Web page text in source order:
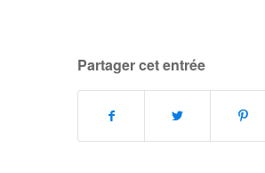
Partager cet entrée